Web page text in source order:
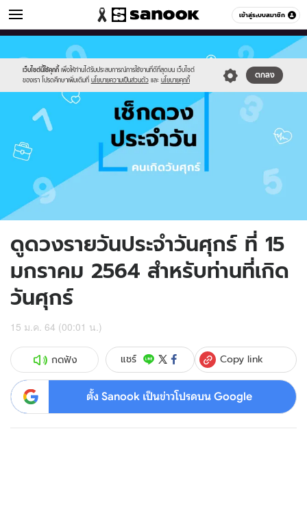
เข้าสู่ระบบสมาชิก
ดูดวง หมวดอื่นๆ
เว็บไซต์นี้ใช้คุกกี้ เพื่อให้ท่านได้รับประสบการณ์การใช้งานที่ดีที่สุดบน เว็บไซต์
ของเรา โปรดศึกษาเพิ่มเติมที่ นโยบายความเป็นส่วนตัว และ นโยบายคุกกี้
ตกลง
//s.isanook.com/sr/0/images/logo-
new-
sanook.png
//s.isanook.com/ho/0/ud/fxd/day/day-
6.png
ดูดวงรายวันประจำวันศุกร์ ที่ 15
มกราคม 2564 สำหรับท่านที่เกิด
วันศุกร์
15 ม.ค. 64 (00:01 น.)
กดฟัง แชร์ Copy link
ตั้ง Sanook เป็นข่าวโปรดบน Google